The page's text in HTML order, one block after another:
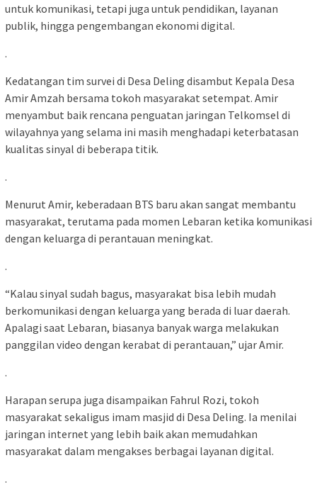
untuk komunikasi, tetapi juga untuk pendidikan, layanan
publik, hingga pengembangan ekonomi digital.
.
Kedatangan tim survei di Desa Deling disambut Kepala Desa
Amir Amzah bersama tokoh masyarakat setempat. Amir
menyambut baik rencana penguatan jaringan Telkomsel di
wilayahnya yang selama ini masih menghadapi keterbatasan
kualitas sinyal di beberapa titik.
.
Menurut Amir, keberadaan BTS baru akan sangat membantu
masyarakat, terutama pada momen Lebaran ketika komunikasi
dengan keluarga di perantauan meningkat.
.
“Kalau sinyal sudah bagus, masyarakat bisa lebih mudah
berkomunikasi dengan keluarga yang berada di luar daerah.
Apalagi saat Lebaran, biasanya banyak warga melakukan
panggilan video dengan kerabat di perantauan,” ujar Amir.
.
Harapan serupa juga disampaikan Fahrul Rozi, tokoh
masyarakat sekaligus imam masjid di Desa Deling. Ia menilai
jaringan internet yang lebih baik akan memudahkan
masyarakat dalam mengakses berbagai layanan digital.
.